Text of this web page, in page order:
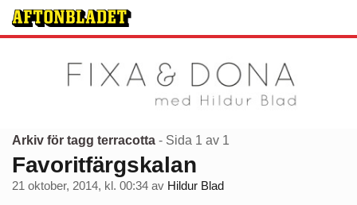
Arkiv för tagg terracotta - Sida 1 av 1
Favoritfärgskalan
21 oktober, 2014, kl. 00:34 av Hildur Blad